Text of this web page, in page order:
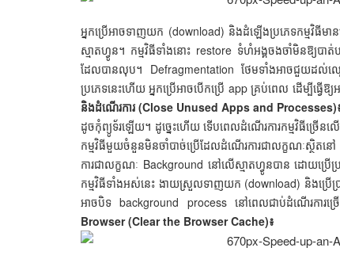
អ្នកប្រើអាចទាញយក (download) និងដំឡើងប្រភេទកម្មវិធីមាន
ស្មាតហ្វូន។ កម្មវិធីទាំងនោះ restore ទំហំអង្គចងចាំមិនឱ្យប
ដែលបានលុប។ Defragmentation ថែមទាំងអាចជួយដល់ល្ប
ប្រភេទនេះហើយ អ្នកប្រើអាចបើកប្រើ app គ្រប់ពេល ដើម្បីធ្វ
និងដំណើរការ (Close Unused Apps and Processes)
ដូចកុំព្យូទ័រឡើយ។ ដូច្នេះហើយ ទើបពេលដំណើរការកម្មវិធីច្រើន
កម្មវិធីមួយចំនួនមិនចាំបាច់ប្រើដែលដំណើរការជាលក្ខណៈស្ថិត
ការជាលក្ខណៈ Background នៅលើស្មាតហ្វូនបាន ដោយប្រ
កម្មវិធីទាំងអស់នេះ ងាយស្រួលទាញយក (download) និងប្រើ
អាចបិទ background process នៅពេលជាប់ដំណើរការច្រើ
Browser (Clear the Browser Cache)៖